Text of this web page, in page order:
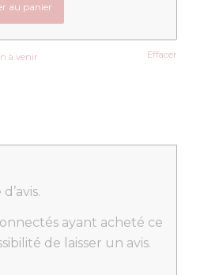
Effacer
au panier
à venir
ayant acheté ce
de laisser un avis.